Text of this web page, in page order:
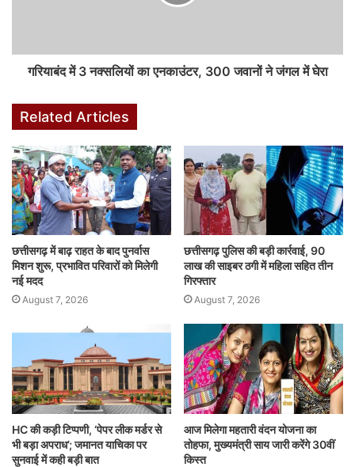
गरियाबंद में 3 नक्सलियों का एनकाउंटर, 300 जवानों ने जंगल में घेरा
Related Articles
छत्तीसगढ़ में बाढ़ राहत के बाद पुनर्वास
मिशन शुरू, प्रभावित परिवारों को मिलेगी
नई मदद
August 7, 2026
छत्तीसगढ़ पुलिस की बड़ी कार्रवाई, 90
लाख की साइबर ठगी में महिला सहित तीन
गिरफ्तार
August 7, 2026
HC की कड़ी टिप्पणी, ‘पेपर लीक मर्डर से
भी बड़ा अपराध’; जमानत याचिका पर
सुनवाई में कही बड़ी बात
आज मिलेगा महतारी वंदन योजना का
तोहफा, मुख्यमंत्री साय जारी करेंगे 30वीं
किस्त